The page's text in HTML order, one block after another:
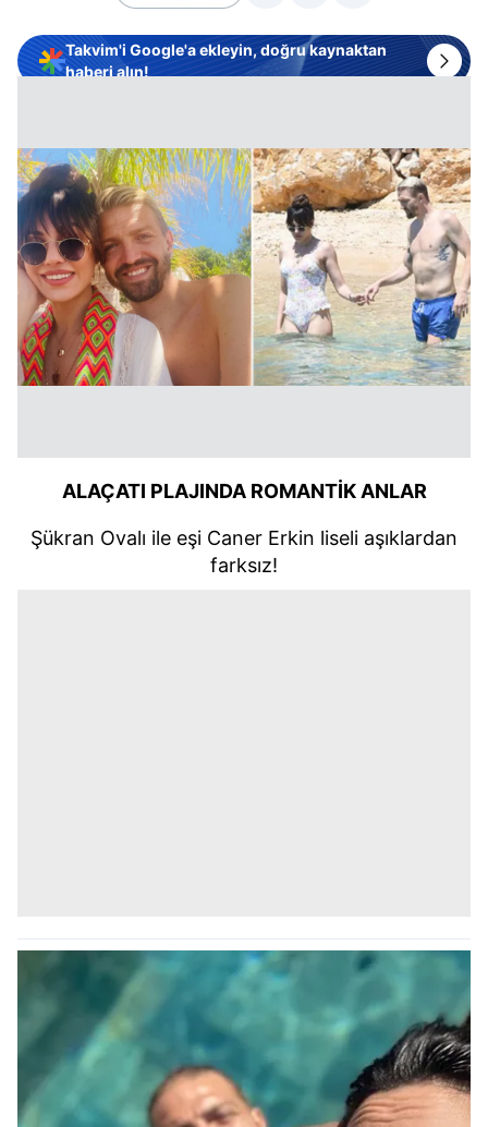
Takvim'i Google'a ekleyin, doğru kaynaktan
haberi alın!
ALAÇATI PLAJINDA ROMANTİK ANLAR
Şükran Ovalı ile eşi Caner Erkin liseli aşıklardan
farksız!